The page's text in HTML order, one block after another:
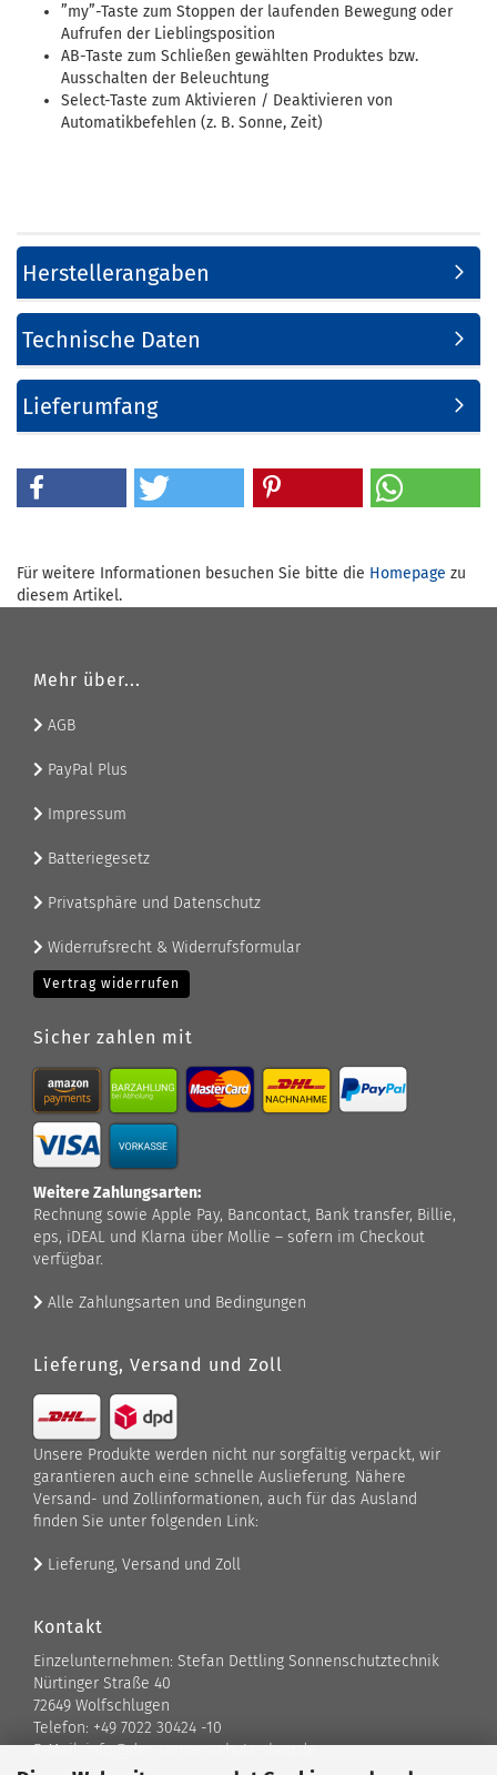
”my”-Taste zum Stoppen der laufenden Bewegung oder
Aufrufen der Lieblingsposition
AB-Taste zum Schließen gewählten Produktes bzw.
Ausschalten der Beleuchtung
Select-Taste zum Aktivieren / Deaktivieren von
Automatikbefehlen (z. B. Sonne, Zeit)
Herstellerangaben
Technische Daten
Lieferumfang
Für weitere Informationen besuchen Sie bitte die Homepage zu
diesem Artikel.
Mehr über...
AGB
PayPal Plus
Impressum
Batteriegesetz
Privatsphäre und Datenschutz
Widerrufsrecht & Widerrufsformular
Vertrag widerrufen
Sicher zahlen mit
Weitere Zahlungsarten:
Rechnung sowie Apple Pay, Bancontact, Bank transfer, Billie,
eps, iDEAL und Klarna über Mollie – sofern im Checkout
verfügbar.
Alle Zahlungsarten und Bedingungen
Lieferung, Versand und Zoll
Unsere Produkte werden nicht nur sorgfältig verpackt, wir
garantieren auch eine schnelle Auslieferung. Nähere
Versand- und Zollinformationen, auch für das Ausland
finden Sie unter folgenden Link:
Lieferung, Versand und Zoll
Kontakt
Einzelunternehmen: Stefan Dettling Sonnenschutztechnik
Nürtinger Straße 40
72649 Wolfschlugen
Telefon: +49 7022 30424 -10
E-Mail: info@der-sonnenschutz-shop.de